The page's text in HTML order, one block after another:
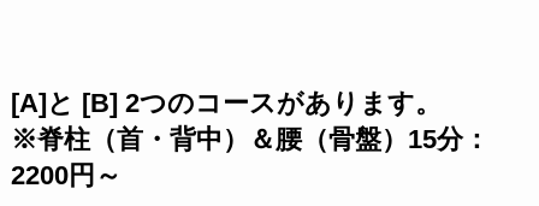
[A]と [B] 2つのコースがあります。
※脊柱（首・背中）＆腰（骨盤）15分：
2200円～